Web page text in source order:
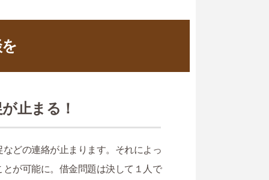
止まる！
どの連絡が止まります。それによっ
が可能に。借金問題は決して１人で